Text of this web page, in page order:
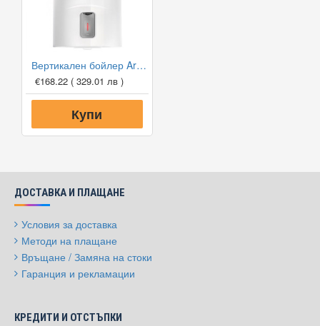
Вертикален бойлер Ariston LYDOS R 80 V 2K EU
€168.22 ( 329.01 лв )
Купи
ДОСТАВКА И ПЛАЩАНЕ
Условия за доставка
Методи на плащане
Връщане / Замяна на стоки
Гаранция и рекламации
КРЕДИТИ И ОТСТЪПКИ